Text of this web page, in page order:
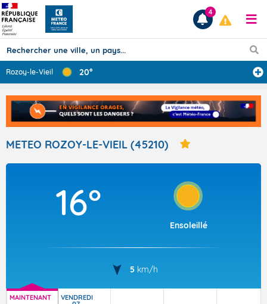
Prévisions
TOUS LES RÉSULTATS
Articles
4
Rozoy-le-Vieil 20°
METEO ROZOY-LE-VIEIL (45210)
16°
Ensoleillé
5 km/h
MAINTENANT VENDREDI